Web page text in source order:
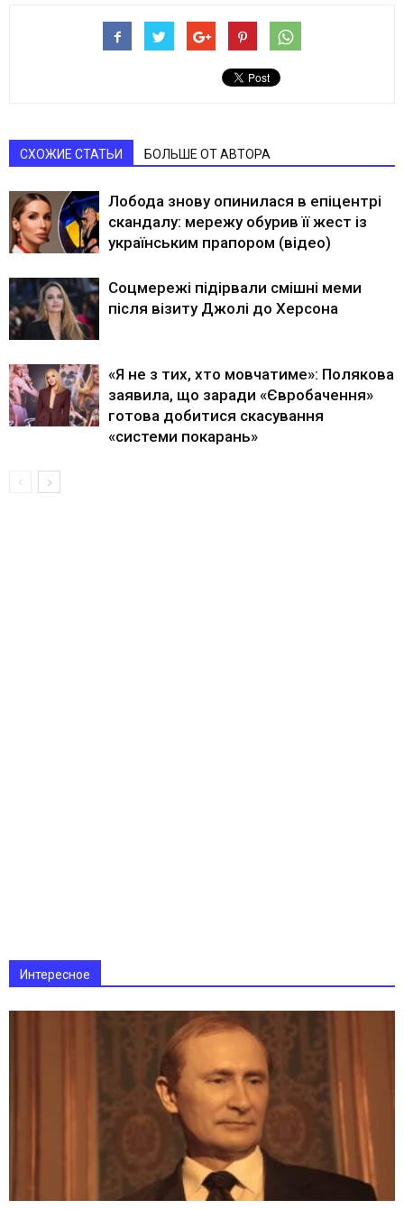
СХОЖИЕ СТАТЬИ БОЛЬШЕ ОТ АВТОРА
Лобода знову опинилася в епіцентрі
скандалу: мережу обурив її жест із
українським прапором (відео)
Соцмережі підірвали смішні меми
після візиту Джолі до Херсона
«Я не з тих, хто мовчатиме»: Полякова
заявила, що заради «Євробачення»
готова добитися скасування
«системи покарань»
Интересное